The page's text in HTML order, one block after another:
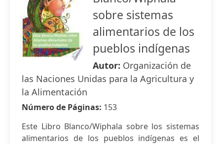
sobre sistemas
alimentarios de los
pueblos indígenas
Autor: Organización de
las Naciones Unidas para la Agricultura y
la Alimentación
Número de Páginas: 153
Este Libro Blanco/Wiphala sobre los sistemas
alimentarios de los pueblos indígenas es el